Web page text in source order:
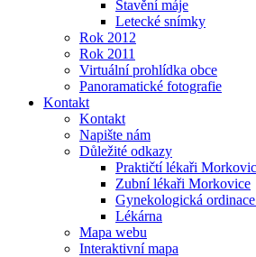
Stavění máje
Letecké snímky
Rok 2012
Rok 2011
Virtuální prohlídka obce
Panoramatické fotografie
Kontakt
Kontakt
Napište nám
Důležité odkazy
Praktičtí lékaři
Zubní lékaři Morkovice
Gynekologická
Lékárna
Mapa webu
Interaktivní mapa